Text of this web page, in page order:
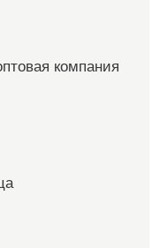
компания